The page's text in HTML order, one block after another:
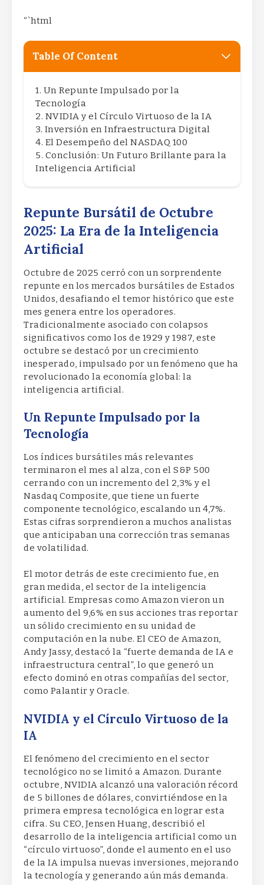
“`html
Table Of Content
Un Repunte Impulsado por la
Tecnología
NVIDIA y el Círculo Virtuoso de la IA
Inversión en Infraestructura Digital
El Desempeño del NASDAQ 100
Conclusión: Un Futuro Brillante para la
Inteligencia Artificial
Repunte Bursátil de Octubre
2025: La Era de la Inteligencia
Artificial
Octubre de 2025 cerró con un sorprendente
repunte en los mercados bursátiles de Estados
Unidos, desafiando el temor histórico que este
mes genera entre los operadores.
Tradicionalmente asociado con colapsos
significativos como los de 1929 y 1987, este
octubre se destacó por un crecimiento
inesperado, impulsado por un fenómeno que ha
revolucionado la economía global: la
inteligencia artificial.
Un Repunte Impulsado por la
Tecnología
Los índices bursátiles más relevantes
terminaron el mes al alza, con el S&P 500
cerrando con un incremento del 2,3% y el
Nasdaq Composite, que tiene un fuerte
componente tecnológico, escalando un 4,7%.
Estas cifras sorprendieron a muchos analistas
que anticipaban una corrección tras semanas
de volatilidad.
El motor detrás de este crecimiento fue, en
gran medida, el sector de la inteligencia
artificial. Empresas como Amazon vieron un
aumento del 9,6% en sus acciones tras reportar
un sólido crecimiento en su unidad de
computación en la nube. El CEO de Amazon,
Andy Jassy, destacó la “fuerte demanda de IA e
infraestructura central”, lo que generó un
efecto dominó en otras compañías del sector,
como Palantir y Oracle.
NVIDIA y el Círculo Virtuoso de la
IA
El fenómeno del crecimiento en el sector
tecnológico no se limitó a Amazon. Durante
octubre, NVIDIA alcanzó una valoración récord
de 5 billones de dólares, convirtiéndose en la
primera empresa tecnológica en lograr esta
cifra. Su CEO, Jensen Huang, describió el
desarrollo de la inteligencia artificial como un
“círculo virtuoso”, donde el aumento en el uso
de la IA impulsa nuevas inversiones, mejorando
la tecnología y generando aún más demanda.